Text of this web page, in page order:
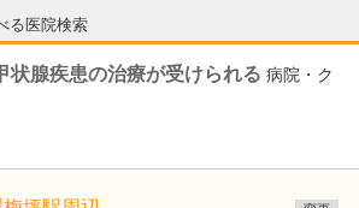
る医院検索
状腺疾患の治療が受けられる 病院・ク